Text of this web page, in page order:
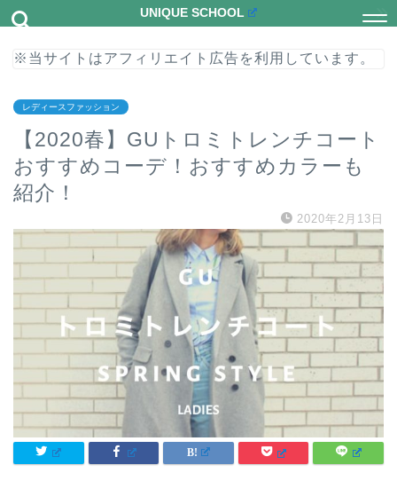
UNIQUE SCHOOL
※当サイトはアフィリエイト広告を利用しています。
レディースファッション
【2020春】GUトロミトレンチコート
おすすめコーデ！おすすめカラーも
紹介！
2020年2月13日